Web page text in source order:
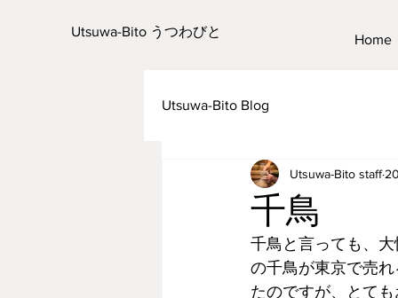
Utsuwa-Bito うつわびと
Home
Utsuwa-Bito Blog
千鳥
Utsuwa-Bito staff
千鳥と言っても、
の千鳥が東京で売
たのですが、とて